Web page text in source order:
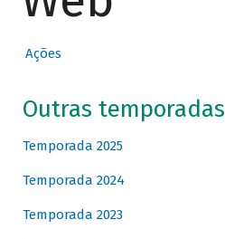
Ações
Outras temporadas
Temporada 2025
Temporada 2024
Temporada 2023